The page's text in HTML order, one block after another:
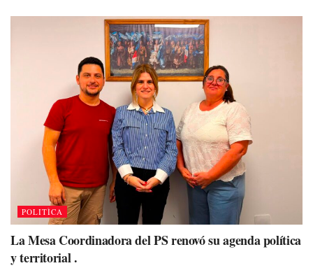
POLITÌCA
La Mesa Coordinadora del PS renovó su agenda política
y territorial .